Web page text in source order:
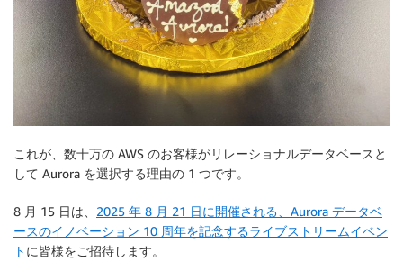
これが、数十万の AWS のお客様がリレーショナルデータベースと
して Aurora を選択する理由の 1 つです。
8 月 15 日は、 2025 年 8 月 21 日に開催される、Aurora データベ
ースのイノベーション 10 周年を記念するライブストリームイベン
ト に皆様をご招待します。